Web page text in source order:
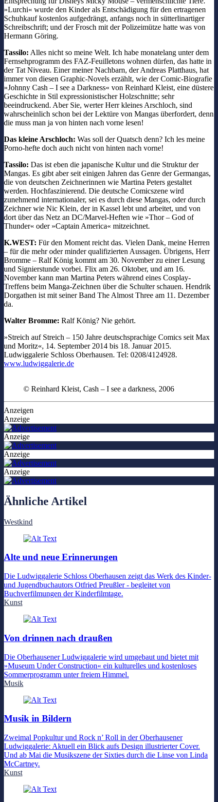
»Lurchi« wurde den Kinder als Entschädigung für den ertragenen
Schuhkauf kostenlos aufgedrängt, anfangs noch in sütterlinartiger
Schreibschrift; und der Frosch mit der Polizeimütze hatte was von
Hermann Göring.
Tassilo: Alles nicht so meine Welt. Ich habe monatelang unter dem
Fernsehprogramm des FAZ-Feuilletons wohnen dürfen, das hatte in
der Tat Niveau. Einer meiner Nachbarn, der Andreas Platthaus, hat
immer von diesen Graphic-Novels erzählt, wie der Comic-Biografie
»Johnny Cash – I see a Darkness« von Reinhard Kleist, eine düstere
Geschichte in Stil expressionistischer Holzschnitte; sehr
beeindruckend. Aber Sie, werter Herr kleines Arschloch, sind
wahrscheinlich schon bei der Lektüre von Mangas überfordert, denn
die muss man ja von hinten nach vorne lesen!
Das kleine Arschloch: Was soll der Quatsch denn? Ich les meine
Porno-hefte doch auch nicht von hinten nach vorne!
Tassilo: Das ist eben die japanische Kultur und die Struktur der
Mangas. Es gibt aber seit einigen Jahren das Genre der Germangas,
die von deutschen Zeichnerinnen wie Martina Peters gestaltet
werden. Hochfaszinierend. Die deutsche Comicszene wird
zunehmend internationaler, sei es durch diese Mangas, oder durch
Zeichner wie Nic Klein, der in Kassel lebt und arbeitet, und von
dort über das Netz an DC/Marvel-Heften wie »Thor – God of
Thunder« oder »Captain America« mitzeichnet.
K.WEST: Für den Moment reicht das. Vielen Dank, meine Herren
– für die mehr oder minder qualifizierten Aussagen. Übrigens, Herr
Bromme – Ralf König kommt am 30. November zu einer Lesung
und Signierstunde vorbei. Flix am 26. Oktober, und am 16.
November kann man Martina Peters während eines Cosplay-
Treffens beim Manga-Zeichnen über die Schulter schauen. Hendrik
Dorgathen ist mit seiner Band The Almost Three am 11. Dezember
da.
Walter Bromme: Ralf König? Nie gehört.
»Streich auf Streich – 150 Jahre deutschsprachige Comics seit Max
und Moritz«, 14. September 2014 bis 18. Januar 2015.
Ludwiggalerie Schloss Oberhausen. Tel: 0208/4124928.
www.ludwiggalerie.de
© Reinhard Kleist, Cash – I see a darkness, 2006
Anzeigen
Anzeige
Anzeige
Anzeige
Anzeige
Ähnliche Artikel
Westkind
Alte und neue Erinnerungen
Die Ludwiggalerie Schloss Oberhausen zeigt das Werk des Kinder-
und Jugendbuchautors Otfried Preußler - begleitet von
Buchverfilmungen der Kinderfilmtage.
Kunst
Von drinnen nach draußen
Die Oberhausener Ludwiggalerie wird umgebaut und bietet mit
»Museum Under Construction« ein kulturelles und kostenloses
Sommerprogramm unter freiem Himmel.
Musik
Musik in Bildern
Zweimal Popkultur und Rock n’ Roll in der Oberhausener
Ludwiggalerie: Aktuell ein Blick aufs Design illustrierter Cover.
Und ab Mai die Musikszene der Sixties durch die Linse von Linda
McCartney.
Kunst